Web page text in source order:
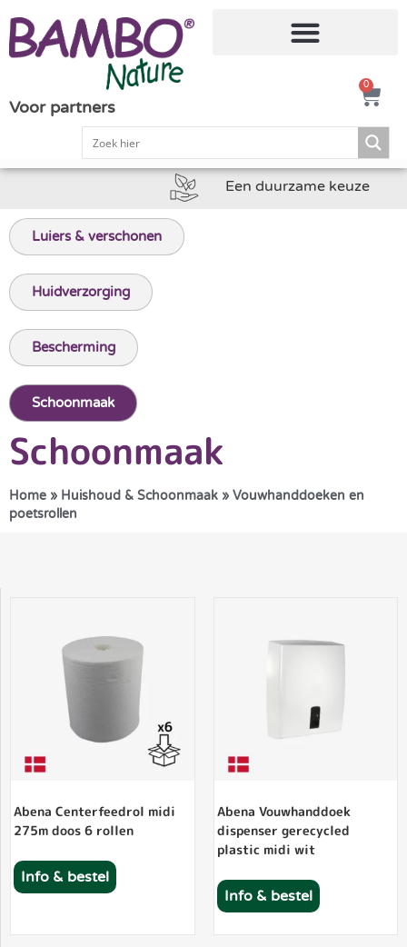
Voor partners
0
Een duurzame keuze
Luiers & verschonen
Huidverzorging
Bescherming
Schoonmaak
Schoonmaak
Home » Huishoud & Schoonmaak » Vouwhanddoeken en
poetsrollen
Abena Centerfeedrol midi
275m doos 6 rollen
Info & bestel
Abena Vouwhanddoek
dispenser gerecycled
plastic midi wit
Info & bestel